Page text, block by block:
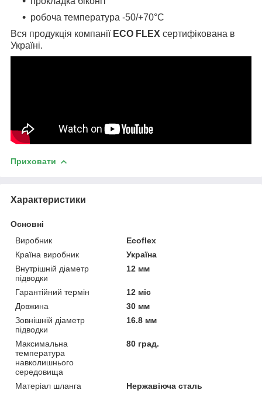
робоча температура -50/+70°С
Вся продукція компанії ECO FLEX сертифікована в
Україні.
Приховати
Характеристики
Основні
Виробник
Ecoflex
Країна виробник
Україна
Внутрішній діаметр
підводки
12 мм
Гарантійний термін
12 міс
Довжина
30 мм
Зовнішній діаметр
підводки
16.8 мм
Максимальна
температура
навколишнього
середовища
80 град.
Матеріал шланга
Нержавіюча сталь